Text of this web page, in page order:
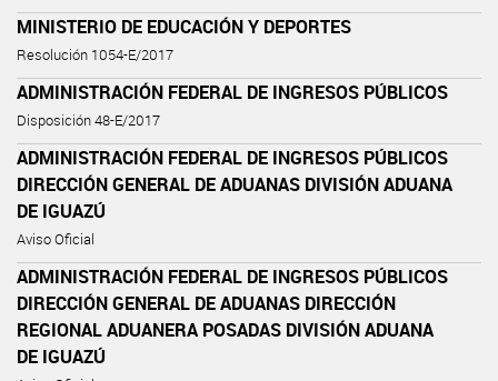
MINISTERIO DE EDUCACIÓN Y DEPORTES
Resolución 1054-E/2017
ADMINISTRACIÓN FEDERAL DE INGRESOS PÚBLICOS
Disposición 48-E/2017
ADMINISTRACIÓN FEDERAL DE INGRESOS PÚBLICOS
DIRECCIÓN GENERAL DE ADUANAS DIVISIÓN ADUANA
DE IGUAZÚ
Aviso Oficial
ADMINISTRACIÓN FEDERAL DE INGRESOS PÚBLICOS
DIRECCIÓN GENERAL DE ADUANAS DIRECCIÓN
REGIONAL ADUANERA POSADAS DIVISIÓN ADUANA
DE IGUAZÚ